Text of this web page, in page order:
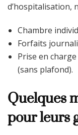
d’hospitalisation,
Chambre
Forfaits
Prise en
(sans plafond).
Quelques
pour leurs